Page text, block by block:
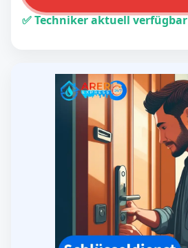
✅ Techniker aktuell verfügbar